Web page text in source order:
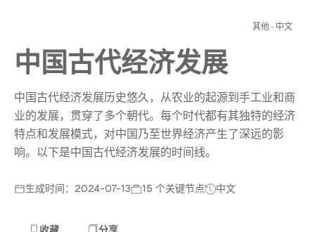
其他 · 中文
中国古代经济发展
中国古代经济发展历史悠久，从农业的起源到手工业和商
业的发展，贯穿了多个朝代。每个时代都有其独特的经济
特点和发展模式，对中国乃至世界经济产生了深远的影
响。以下是中国古代经济发展的时间线。
生成时间：2024-07-13 15 个关键节点 中文